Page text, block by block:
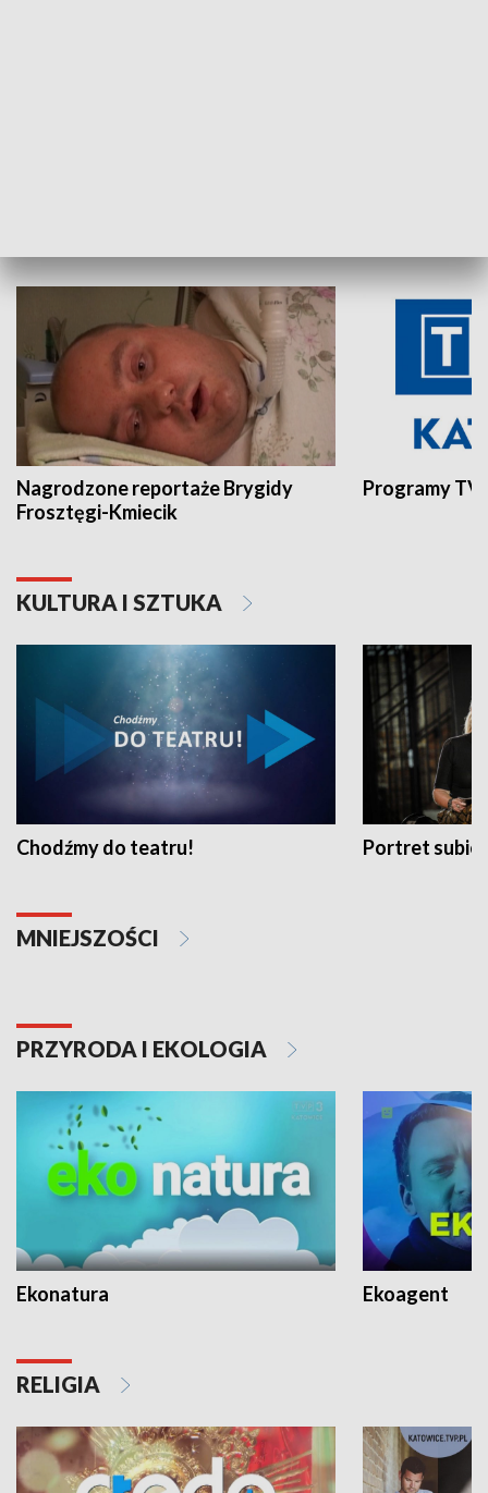
Nagrodzone reportaże Brygidy
Frosztęgi-Kmiecik
Programy
KULTURA I SZTUKA
Chodźmy do teatru! Portret
MNIEJSZOŚCI
PRZYRODA I EKOLOGIA
Ekonatura Ekoagent
RELIGIA